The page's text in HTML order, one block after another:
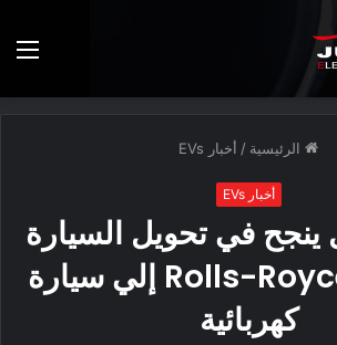
الرئيسية / أخبار EVs
أخبار EVs
في تحويل السيارة
Rolls-Royce Wraith إلي سيارة
كهربائية